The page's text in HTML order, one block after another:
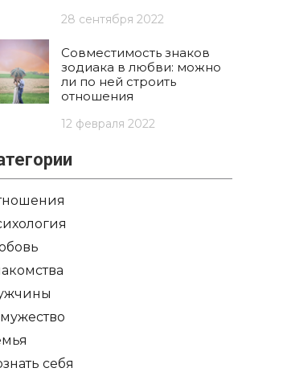
28 сентября 2022
Совместимость знаков
зодиака в любви: можно
ли по ней строить
отношения
12 февраля 2022
себя